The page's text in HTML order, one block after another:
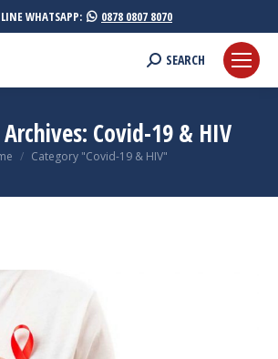
WHATSAPP: 0878 0807 8070
Search:
SEARCH
Covid-19 & HIV
are here:
Category "Covid-19 & HIV"